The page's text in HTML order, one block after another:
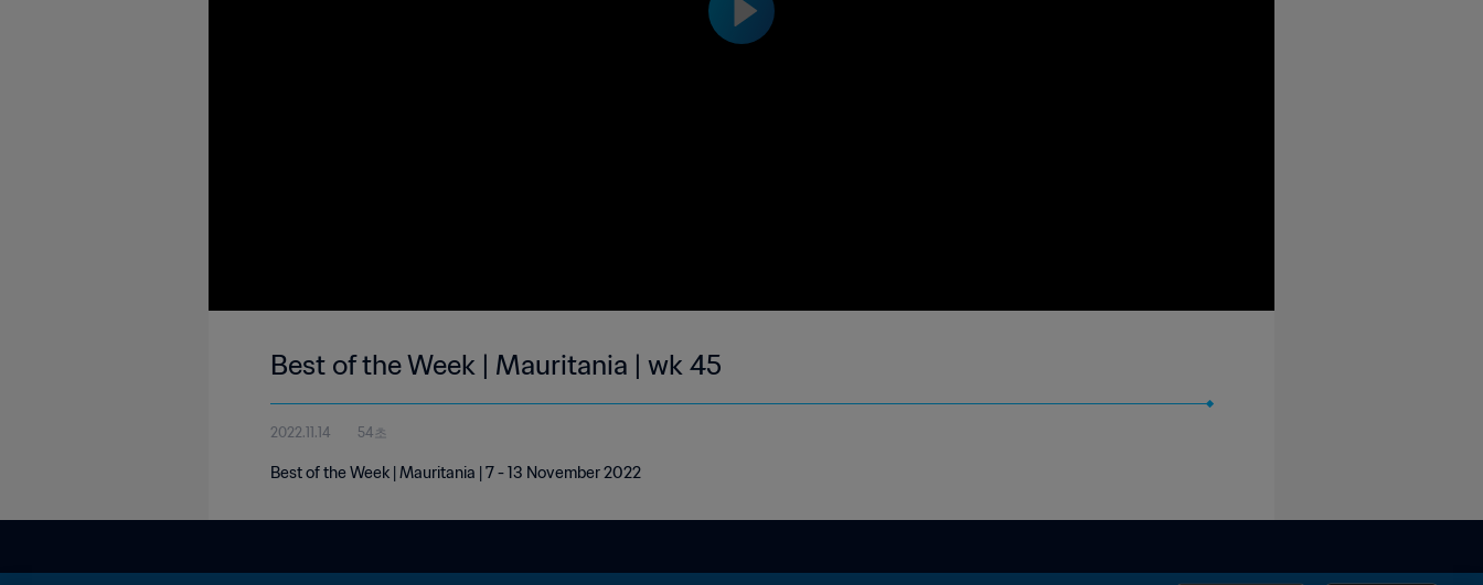
Best of the Week | Mauritania | wk 45
2022.11.14 54초
Best of the Week | Mauritania | 7 - 13 November 2022